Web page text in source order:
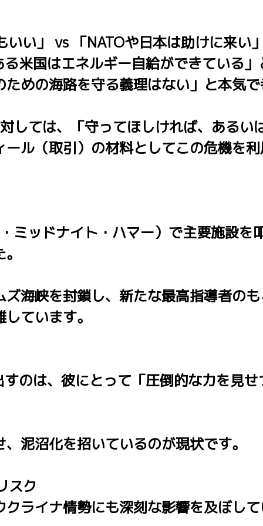
い」 vs 「NATOや日本は助けに来い
米国はエネルギー自給ができている
めの海路を守る義理はない」と本気
ては、「守ってほしければ、あるい
ル（取引）の材料としてこの危機を
ッドナイト・ハマー）で主要施設を
海峡を封鎖し、新たな最高指導者の
ています。
のは、彼にとって「圧倒的な力を見
泥沼化を招いているのが現状です。
スク
ライナ情勢にも深刻な影響を及ぼし